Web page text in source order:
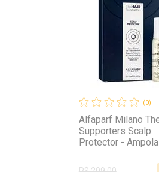
(0)
Alfaparf Milano
Supporters Scalp
Protector -
13ml 12 x 13ml